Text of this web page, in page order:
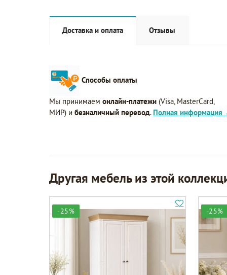
Доставка и оплата Отзывы
Способы оплаты
Мы принимаем онлайн-платежи (Visa, MasterCard,
МИР) и безналичный перевод. Полная
Другая мебель из этой
-25% -25%